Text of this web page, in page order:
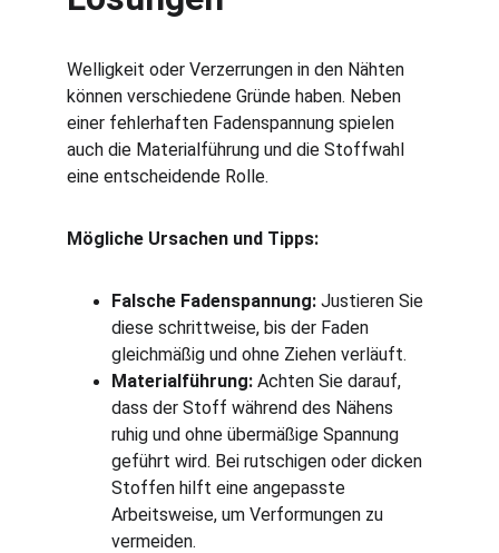
Welligkeit oder Verzerrungen in den Nähten
können verschiedene Gründe haben. Neben
einer fehlerhaften Fadenspannung spielen
auch die Materialführung und die Stoffwahl
eine entscheidende Rolle.
Mögliche Ursachen und Tipps:
Falsche Fadenspannung: Justieren Sie
diese schrittweise, bis der Faden
gleichmäßig und ohne Ziehen verläuft.
Materialführung: Achten Sie darauf,
dass der Stoff während des Nähens
ruhig und ohne übermäßige Spannung
geführt wird. Bei rutschigen oder dicken
Stoffen hilft eine angepasste
Arbeitsweise, um Verformungen zu
vermeiden.